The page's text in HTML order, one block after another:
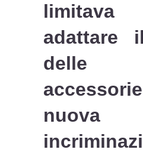
adattare
delle
nuova